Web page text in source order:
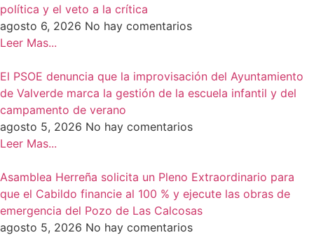
política y el veto a la crítica
agosto 6, 2026 No hay comentarios
Leer Mas...
El PSOE denuncia que la improvisación del Ayuntamiento
de Valverde marca la gestión de la escuela infantil y del
campamento de verano
agosto 5, 2026 No hay comentarios
Leer Mas...
Asamblea Herreña solicita un Pleno Extraordinario para
que el Cabildo financie al 100 % y ejecute las obras de
emergencia del Pozo de Las Calcosas
agosto 5, 2026 No hay comentarios